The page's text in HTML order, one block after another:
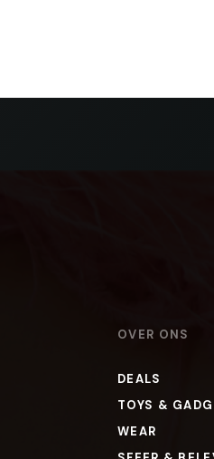
OVER ONS
DEALS
TOYS &
WEAR